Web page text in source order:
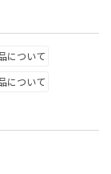
について
について